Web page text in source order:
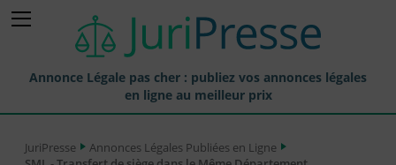
Annonce Légale pas cher : publiez vos annonces légales
en ligne au meilleur prix
JuriPresse
Annonces Légales Publiées en Ligne